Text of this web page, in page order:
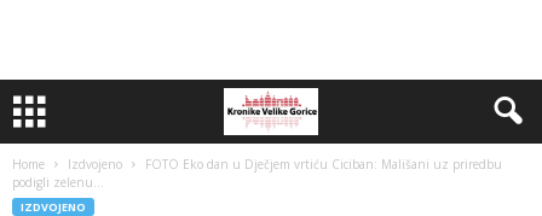
Home Izdvojeno
FOTO Eko dan u Dječjem vrtiću Ciciban: Mališani uz priredbu
podigli zelenu...
IZDVOJENO